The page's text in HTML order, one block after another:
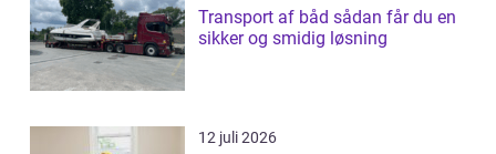
Transport af båd sådan får du en
sikker og smidig løsning
12 juli 2026